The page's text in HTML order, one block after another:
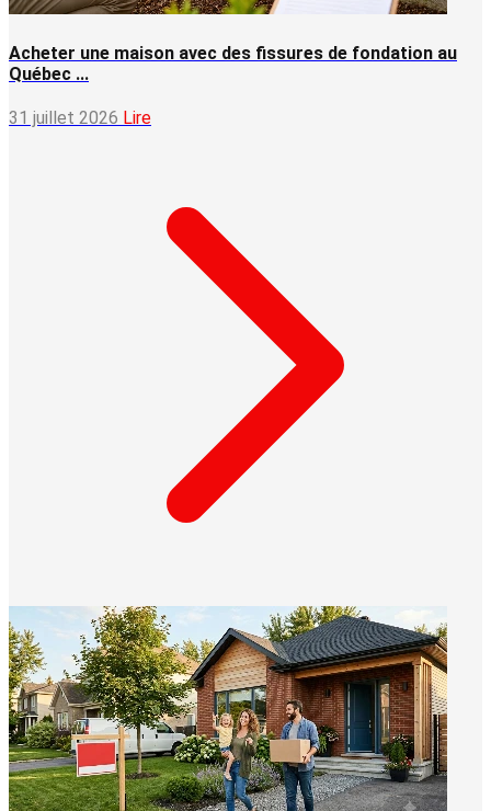
Acheter une maison avec des fissures de fondation au
Québec ...
31 juillet 2026 Lire